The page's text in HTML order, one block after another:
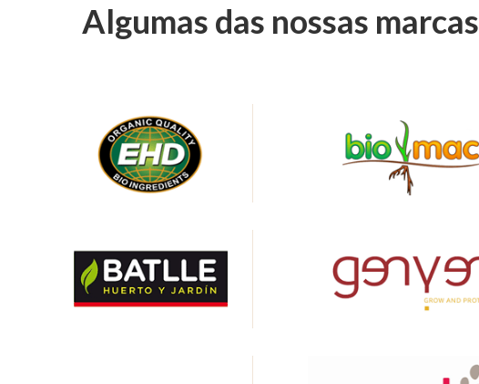
Algumas das nossas marcas